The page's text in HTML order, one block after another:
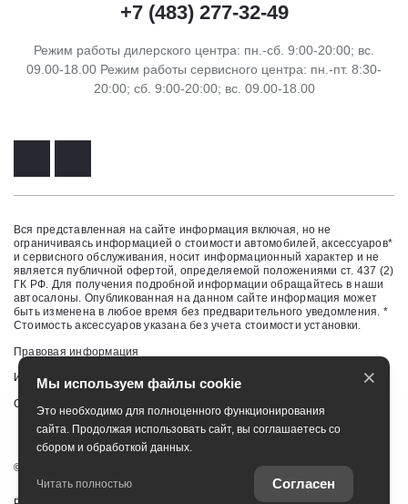
+7 (483) 277-32-49
Режим работы дилерского центра: пн.-сб. 9:00-20:00; вс.
09.00-18.00 Режим работы сервисного центра: пн.-пт. 8:30-
20:00; сб. 9:00-20:00; вс. 09.00-18.00
Вся представленная на сайте информация включая, но не
ограничиваясь информацией о стоимости автомобилей, аксессуаров*
и сервисного обслуживания, носит информационный характер и не
является публичной офертой, определяемой положениями ст. 437 (2)
ГК РФ. Для получения подробной информации обращайтесь в наши
автосалоны. Опубликованная на данном сайте информация может
быть изменена в любое время без предварительного уведомления. *
Стоимость аксессуаров указана без учета стоимости установки.
Правовая информация
Изменить настройку cookies
Сбросить cookie
©
Мы используем файлы cookie
Это необходимо для полноценного функционирования
сайта. Продолжая использовать сайт, вы соглашаетесь со
сбором и обработкой данных.
Читать полностью Согласен
×